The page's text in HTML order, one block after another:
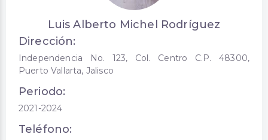
Luis Alberto Michel Rodríguez
Dirección:
Independencia No. 123, Col. Centro C.P. 48300,
Puerto Vallarta, Jalisco
Periodo:
2021-2024
Teléfono: